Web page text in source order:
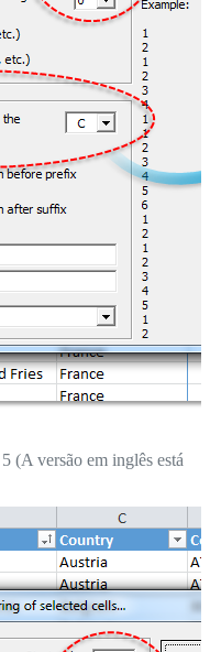
(A versão em inglês está